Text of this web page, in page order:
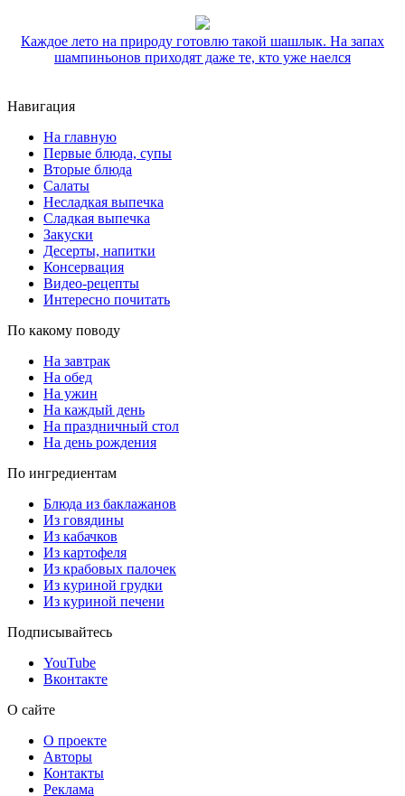
Каждое лето на природу готовлю такой шашлык. На запах
шампиньонов приходят даже те, кто уже наелся
Навигация
На главную
Первые блюда, супы
Вторые блюда
Салаты
Несладкая выпечка
Сладкая выпечка
Закуски
Десерты, напитки
Консервация
Видео-рецепты
Интересно почитать
По какому поводу
На завтрак
На обед
На ужин
На каждый день
На праздничный стол
На день рождения
По ингредиентам
Блюда из баклажанов
Из говядины
Из кабачков
Из картофеля
Из крабовых палочек
Из куриной грудки
Из куриной печени
Подписывайтесь
YouTube
Вконтакте
О сайте
О проекте
Авторы
Контакты
Реклама